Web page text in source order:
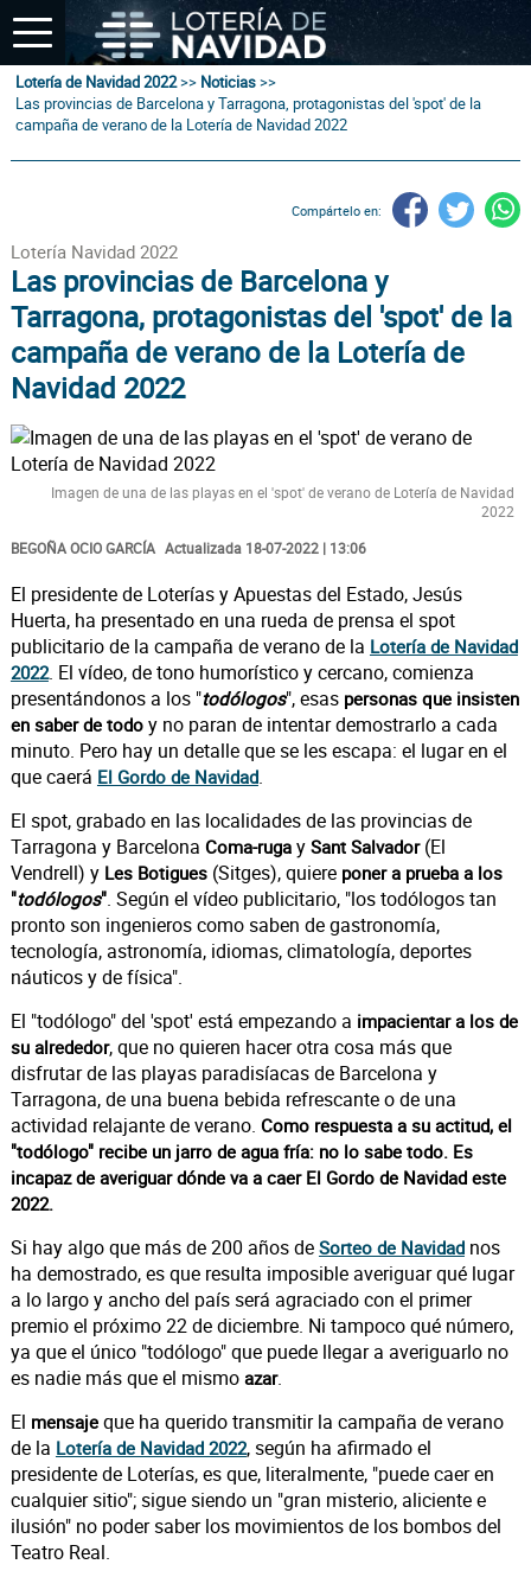
Lotería de Navidad 2022>> Noticias>>
Las provincias de Barcelona y Tarragona, protagonistas del 'spot' de la
campaña de verano de la Lotería de Navidad 2022
Compártelo en:
Lotería Navidad 2022
Las provincias de Barcelona y
Tarragona, protagonistas del 'spot' de la
campaña de verano de la Lotería de
Navidad 2022
Imagen de una de las playas en el 'spot' de verano de Lotería de Navidad
2022
BEGOÑA OCIO GARCÍA Actualizada 18-07-2022 | 13:06
El presidente de Loterías y Apuestas del Estado, Jesús
Huerta, ha presentado en una rueda de prensa el spot
publicitario de la campaña de verano de la Lotería de Navidad
2022. El vídeo, de tono humorístico y cercano, comienza
presentándonos a los "todólogos", esas personas que insisten
en saber de todo y no paran de intentar demostrarlo a cada
minuto. Pero hay un detalle que se les escapa: el lugar en el
que caerá El Gordo de Navidad.
El spot, grabado en las localidades de las provincias de
Tarragona y Barcelona Coma-rugaySant Salvador (El
Vendrell) y Les Botigues (Sitges), quiere poner a prueba a los
"todólogos". Según el vídeo publicitario, "los todólogos tan
pronto son ingenieros como saben de gastronomía,
tecnología, astronomía, idiomas, climatología, deportes
náuticos y de física".
El "todólogo" del 'spot' está empezando a impacientar a los de
su alrededor,que no quieren hacer otra cosa más que
disfrutar de las playas paradisíacas de Barcelona y
Tarragona, de una buena bebida refrescante o de una
actividad relajante de verano. Como respuesta a su actitud, el
"todólogo" recibe un jarro de agua fría: no lo sabe todo. Es
incapaz de averiguar dónde va a caer El Gordo de Navidad este
2022.
Si hay algo que más de 200 años de Sorteo de Navidadnos
ha demostrado, es que resulta imposible averiguar qué lugar
a lo largo y ancho del país será agraciado con el primer
premio el próximo 22 de diciembre. Ni tampoco qué número,
ya que el único "todólogo" que puede llegar a averiguarlo no
es nadie más que el mismo azar.
El mensaje que ha querido transmitir la campaña de verano
de la Lotería de Navidad 2022, según ha afirmado el
presidente de Loterías, es que, literalmente, "puede caer en
cualquier sitio"; sigue siendo un "gran misterio, aliciente e
ilusión" no poder saber los movimientos de los bombos del
Teatro Real.